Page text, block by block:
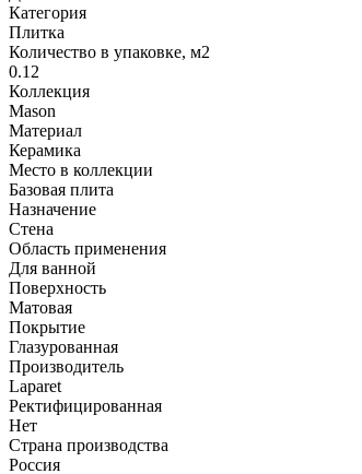
Категория
Плитка
Количество в упаковке, м2
0.12
Коллекция
Mason
Материал
Керамика
Место в коллекции
Базовая плита
Назначение
Стена
Область применения
Для ванной
Поверхность
Матовая
Покрытие
Глазурованная
Производитель
Laparet
Ректифицированная
Нет
Страна производства
Россия